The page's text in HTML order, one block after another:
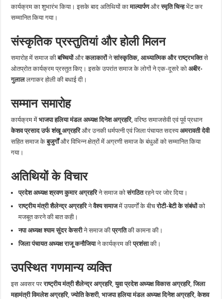
कार्यक्रम का शुभारंभ किया। इसके बाद अतिथियों कामाल्यार्पणऔरस्मृति चिन्हभेंट कर
सम्मानित किया गया।
संस्कृतिक प्रस्तुतियां और होली मिलन
समारोह में समाज कीबच्चियोंऔरकलाकारोंनेसांस्कृतिक, आध्यात्मिक और राष्ट्रभक्तिसे
ओतप्रोत कार्यक्रम प्रस्तुत किए। इसके उपरांत समाज के लोगों ने एक-दूसरे कोअबीर-
गुलाललगाकर होली की बधाई दी।
सम्मान समारोह
कार्यक्रम मेंभाजपा हलिया मंडल अध्यक्ष दिनेश अग्रहरि, वरिष्ठ समाजसेवी एवं पूर्व प्रधान
केशव प्रसाद उर्फ शंखू अग्रहरिऔर उनकी धर्मपत्नी एवं जिला पंचायत सदस्यअमरावती देवी
सहित समाज केबुजुर्गोंऔर विभिन्न क्षेत्रों में अग्रणी समाज के बंधुओं को सम्मानित किया
गया।
अतिथियों के विचार
प्रदेश अध्यक्ष श्रवण कुमार अग्रहरिने समाज कोसंगठितरहने पर जोर दिया।
राष्ट्रीय मंत्री शैलेन्द्र अग्रहरिनेवैश्य समाजमें उपवर्गों के बीचरोटी-बेटी के संबंधोंको
मजबूत करने की बात कही।
नपा अध्यक्ष श्याम सुंदर केसरीने समाज कीप्रगतिकी कामना की।
जिला पंचायत अध्यक्ष राजू कनौजियाने कार्यक्रम कीप्रशंसाकी।
उपस्थित गणमान्य व्यक्ति
इस अवसर परराष्ट्रीय मंत्री शैलेन्द्र अग्रहरि,युवा प्रदेश अध्यक्ष विकास अग्रहरि,जिला
महामंत्री विमलेश अग्रहरि,ज्योति केशरी,भाजपा हलिया मंडल अध्यक्ष दिनेश अग्रहरि,केशव